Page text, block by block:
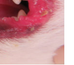
Vol.1」interzoo
Vol.2」interzoo